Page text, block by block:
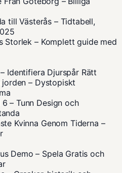
till Västerås – Tidtabell,
Storlek – Komplett guide med
Identifiera Djurspår Rätt
– Dystopiskt
– Tunn Design och
Kvinna Genom Tiderna –
Demo – Spela Gratis och